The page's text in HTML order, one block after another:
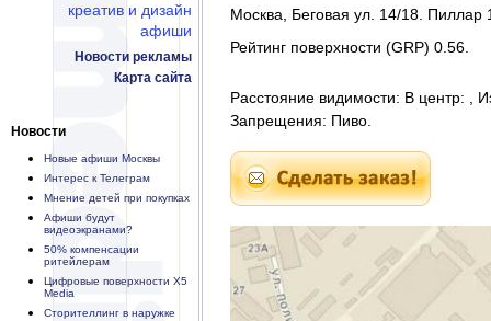
креатив и дизайн
афиши
Новости рекламы
Карта сайта
Новости
Новые афиши Москвы
Интерес к Телеграм
Мнение детей при покупках
Афиши будут
видеоэкранами?
50% компенсации
ритейлерам
Цифровые поверхности X5
Media
Сторителлинг в наружке
Москва, Беговая ул. 14/18. Пиллар
Рейтинг поверхности (GRP) 0.56.
Расстояние видимости: В центр: ,
Запрещения: Пиво.